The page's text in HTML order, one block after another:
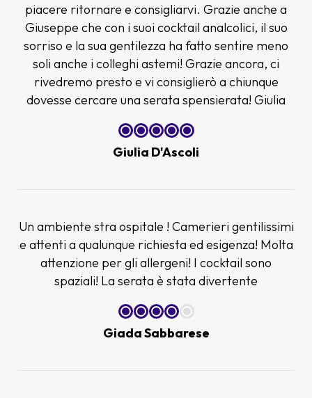
piacere ritornare e consigliarvi. Grazie anche a
Giuseppe che con i suoi cocktail analcolici, il suo
sorriso e la sua gentilezza ha fatto sentire meno
soli anche i colleghi astemi! Grazie ancora, ci
rivedremo presto e vi consiglierò a chiunque
dovesse cercare una serata spensierata! Giulia
Giulia D'Ascoli
Un ambiente stra ospitale ! Camerieri gentilissimi
e attenti a qualunque richiesta ed esigenza! Molta
attenzione per gli allergeni! I cocktail sono
spaziali! La serata è stata divertente
Giada Sabbarese